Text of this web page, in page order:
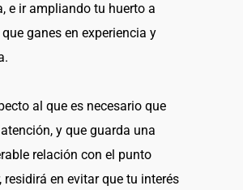
e ir ampliando tu huerto a
ganes en experiencia y
al que es necesario que
y que guarda una
relación con el punto
residirá en evitar que tu interés